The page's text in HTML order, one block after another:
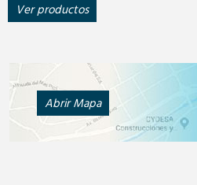
Ver productos
Abrir Mapa